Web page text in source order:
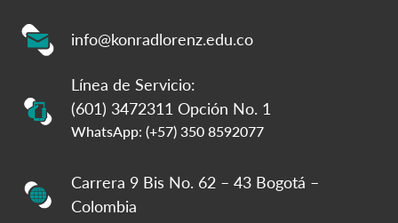
info@konradlorenz.edu.co
Línea de Servicio:
(601) 3472311 Opción No. 1
WhatsApp: (+57) 350 8592077
Carrera 9 Bis No. 62 – 43 Bogotá –
Colombia